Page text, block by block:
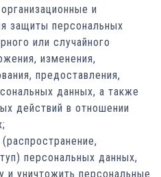
и
защиты персональных
или случайного
изменения,
предоставления,
данных, а также
действий в отношении
персональных данных,
и уничтожить персональные